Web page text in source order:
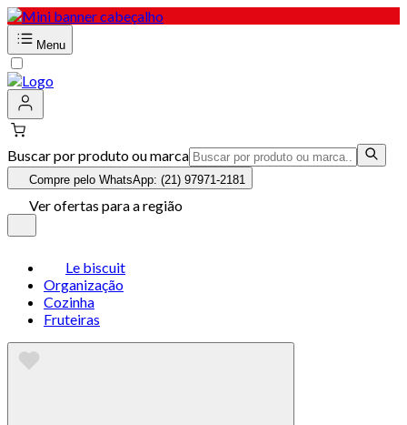
Menu
Buscar por produto ou marca
Compre pelo WhatsApp: (21) 97971-2181
Ver ofertas para a região
Le biscuit
Organização
Cozinha
Fruteiras